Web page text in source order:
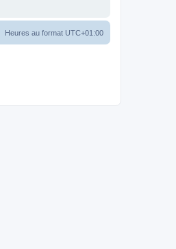
Heures au format UTC+01:00